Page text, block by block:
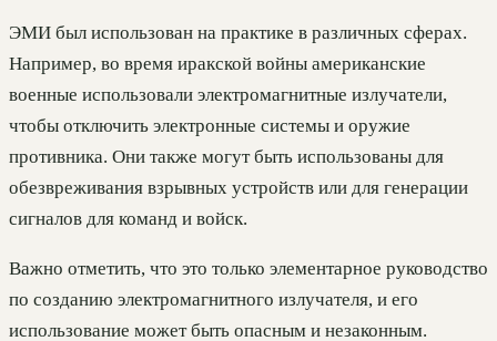
ЭМИ был использован на практике в различных сферах.
Например, во время иракской войны американские
военные использовали электромагнитные излучатели,
чтобы отключить электронные системы и оружие
противника. Они также могут быть использованы для
обезвреживания взрывных устройств или для генерации
сигналов для команд и войск.
Важно отметить, что это только элементарное руководство
по созданию электромагнитного излучателя, и его
использование может быть опасным и незаконным.